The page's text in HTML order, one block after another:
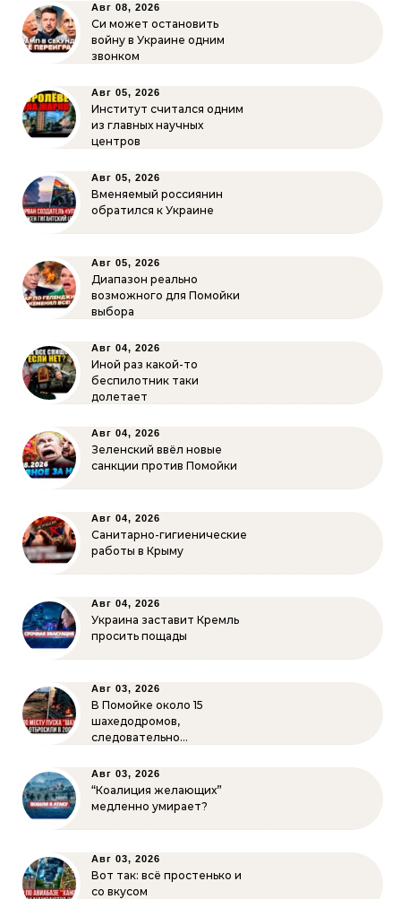
Авг 08, 2026
Си может остановить
войну в Украине одним
звонком
Авг 05, 2026
Институт считался одним
из главных научных
центров
Авг 05, 2026
Вменяемый россиянин
обратился к Украине
Авг 05, 2026
Диапазон реально
возможного для Помойки
выбора
Авг 04, 2026
Иной раз какой-то
беспилотник таки
долетает
Авг 04, 2026
Зеленский ввёл новые
санкции против Помойки
Авг 04, 2026
Санитарно-гигиенические
работы в Крыму
Авг 04, 2026
Украина заставит Кремль
просить пощады
Авг 03, 2026
В Помойке около 15
шахедодромов,
следовательно…
Авг 03, 2026
“Коалиция желающих”
медленно умирает?
Авг 03, 2026
Вот так: всё простенько и
со вкусом